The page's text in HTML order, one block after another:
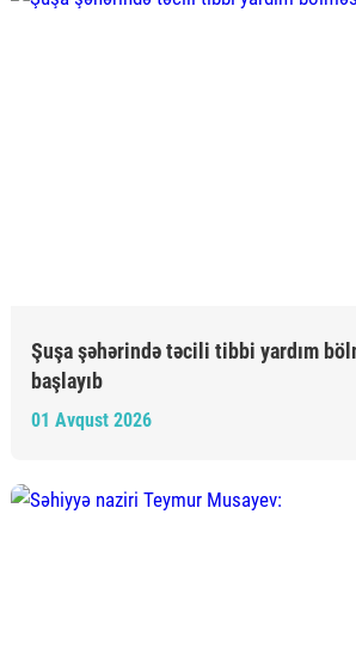
Şuşa şəhərində təcili tibbi yardım
başlayıb
01 Avqust 2026